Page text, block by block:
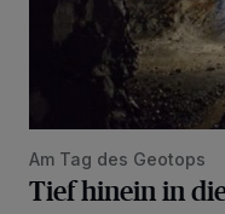
Am Tag des Geotops
Tief hinein in